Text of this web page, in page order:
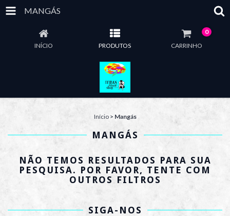
MANGÁS
INÍCIO PRODUTOS CARRINHO
0
Início > Mangás
MANGÁS
NÃO TEMOS RESULTADOS PARA SUA
PESQUISA. POR FAVOR, TENTE COM
OUTROS FILTROS
SIGA-NOS